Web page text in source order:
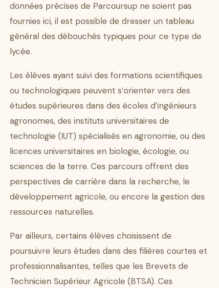
données précises de Parcoursup ne soient pas
fournies ici, il est possible de dresser un tableau
général des débouchés typiques pour ce type de
lycée.
Les élèves ayant suivi des formations scientifiques
ou technologiques peuvent s’orienter vers des
études supérieures dans des écoles d’ingénieurs
agronomes, des instituts universitaires de
technologie (IUT) spécialisés en agronomie, ou des
licences universitaires en biologie, écologie, ou
sciences de la terre. Ces parcours offrent des
perspectives de carrière dans la recherche, le
développement agricole, ou encore la gestion des
ressources naturelles.
Par ailleurs, certains élèves choisissent de
poursuivre leurs études dans des filières courtes et
professionnalisantes, telles que les Brevets de
Technicien Supérieur Agricole (BTSA). Ces